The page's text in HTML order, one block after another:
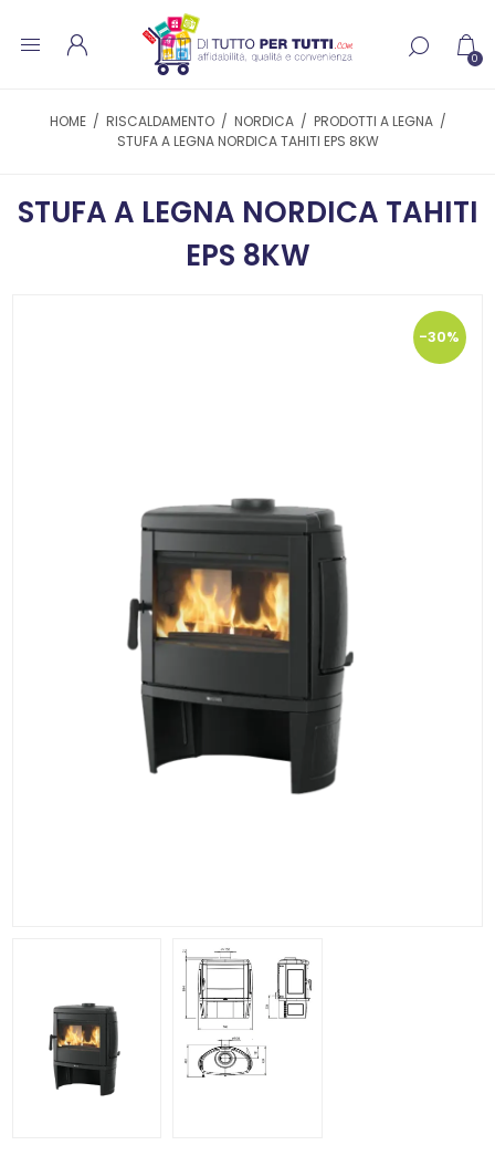
0
HOME / RISCALDAMENTO / NORDICA / PRODOTTI A LEGNA /
STUFA A LEGNA NORDICA TAHITI EPS 8KW
STUFA A LEGNA NORDICA TAHITI
EPS 8KW
-30%